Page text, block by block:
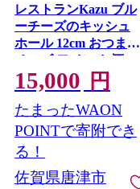
レストランKazu ブル
ーチーズのキッシュ
ホール 12cm おつまみ
チーズ ワイン お酒
15,000 円
たまったWAON
POINTで寄附でき
る！
佐賀県唐津市